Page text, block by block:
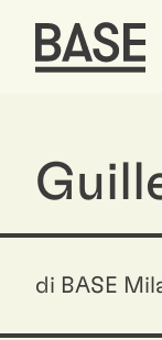
di BASE